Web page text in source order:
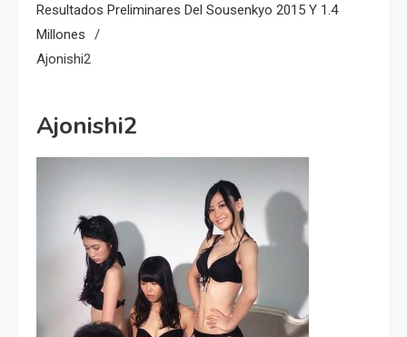
Resultados Preliminares Del Sousenkyo 2015 Y 1.4
Millones
Ajonishi2
Ajonishi2